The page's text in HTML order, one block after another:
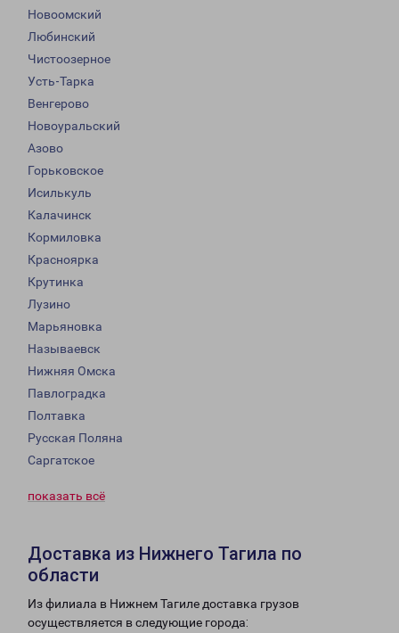
Новоомский
Любинский
Чистоозерное
Усть-Тарка
Венгерово
Новоуральский
Азово
Горьковское
Исилькуль
Калачинск
Кормиловка
Красноярка
Крутинка
Лузино
Марьяновка
Называевск
Нижняя Омска
Павлоградка
Полтавка
Русская Поляна
Саргатское
показать всё
Доставка из Нижнего Тагила по
области
Из филиала в Нижнем Тагиле доставка грузов
осуществляется в следующие города: